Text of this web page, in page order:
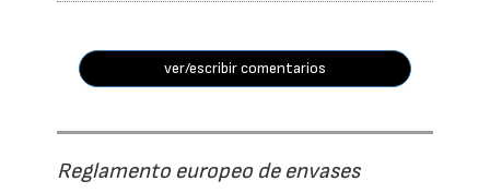
ver/escribir comentarios
Reglamento europeo de envases